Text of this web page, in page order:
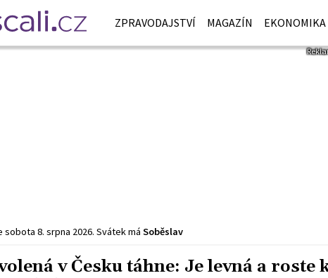
ZPRAVODAJSTVÍ MAGAZÍN EKONOMIKA
sobota 8. srpna 2026. Svátek má Soběslav
v Česku táhne: Je levná a roste